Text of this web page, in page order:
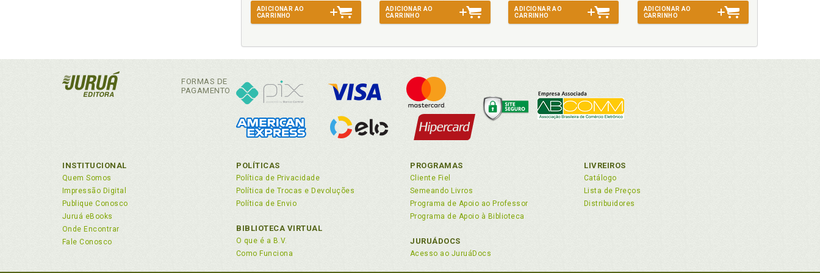
C
Capitalismo industrial e financeiro. Estudo longitudinal. Pós-capitalismo digital-neural. Ordenamento jurídico.
Conclusão, p. 40
de vista do ordenamento jurídico, p. 17
Cartão de crédito, p. 88
Cartão de crédito. Crimes de clonagem de cartões de crédito, p. 99
Cartão de crédito. Pagamentos realizados com detalhes originais dos cartões de crédito, p. 88
Cartão inteligente, p. 89
Cavalo-de-Tróia ou o «Trojan Horse», p. 92
Cavalo-de-tróia. Tipos e formas de ataque, p. 71
Cid Vieira de Souza. Crime. Definição, p. 46
Circulação internacional de informações, p. 97
ADICIONAR AO
CARRINHO
ADICIONAR AO
CARRINHO
ADICIONAR AO
CARRINHO
ADICIONAR AO
CARRINHO
FORMAS DE
PAGAMENTO
INSTITUCIONAL
Quem Somos
Impressão Digital
Publique Conosco
Juruá eBooks
Onde Encontrar
Fale Conosco
POLÍTICAS
Política de Privacidade
Política de Trocas e Devoluções
Política de Envio
BIBLIOTECA VIRTUAL
O que é a B.V.
Como Funciona
PROGRAMAS
Cliente Fiel
Semeando Livros
Programa de Apoio ao Professor
Programa de Apoio à Biblioteca
JURUÁDOCS
Acesso ao JuruáDocs
LIVREIROS
Catálogo
Lista de Preços
Distribuidores